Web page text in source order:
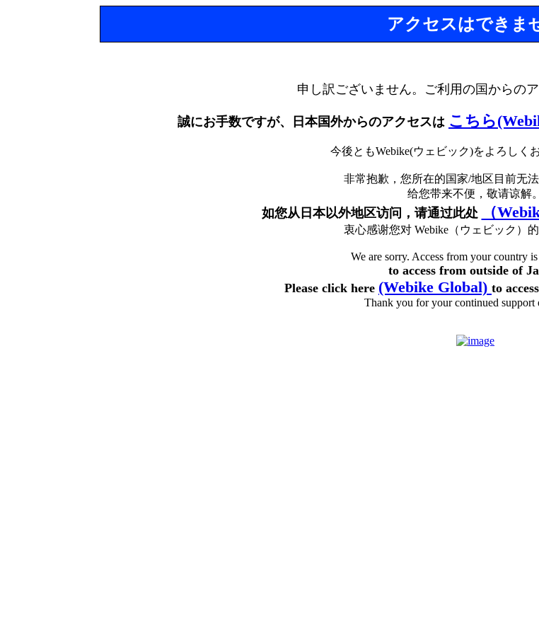
アクセスはできま
申し訳ございません。ご利用の国からの
誠にお手数ですが、日本国外からのアクセスは こちら
今後ともWebike(ウェビック)をよろしく
非常抱歉，您所在的国家/地区目前无法
给您带来不便，敬请谅解。
如您从日本以外地区访问，请通过此处 （
衷心感谢您对 Webike（ウェビック）的
We are sorry. Access from your country
to access from outside of
Please click here (Webike Global) to
Thank you for your continued support